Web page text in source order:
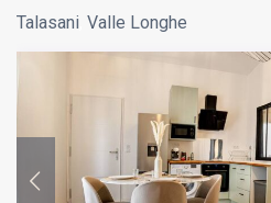
Talasani ,Valle Longhe